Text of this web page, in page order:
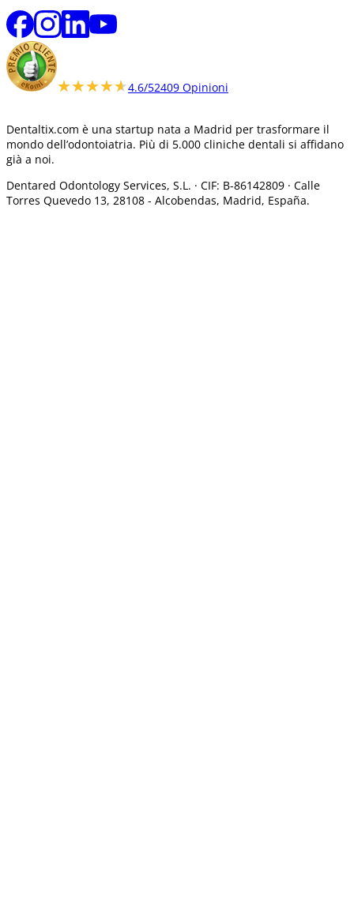
★★★★★
★★★★★4.6/52409 Opinioni
Dentaltix.com è una startup nata a Madrid per trasformare il
mondo dell’odontoiatria. Più di 5.000 cliniche dentali si affidano
già a noi.
Dentared Odontology Services, S.L. · CIF: B-86142809 · Calle
Torres Quevedo 13, 28108 - Alcobendas, Madrid, España.